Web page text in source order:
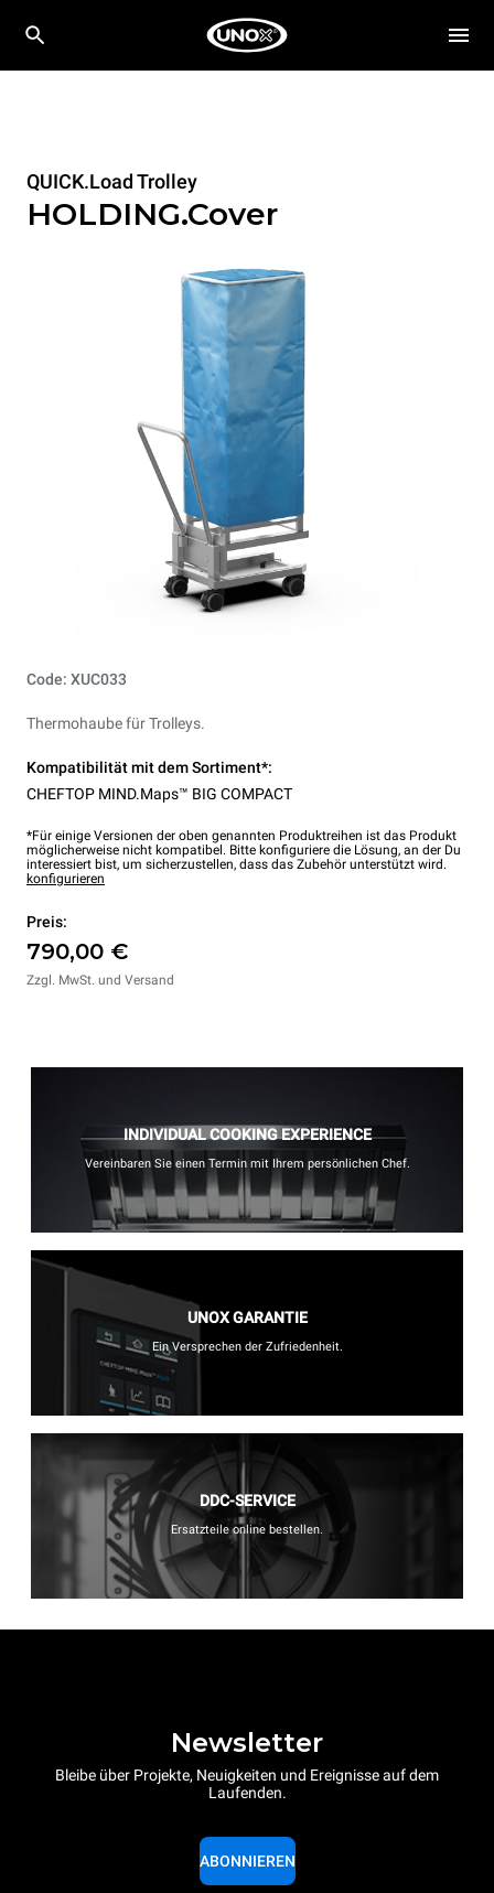
QUICK.Load Trolley
HOLDING.Cover
Code: XUC033
Thermohaube für Trolleys.
Kompatibilität mit dem Sortiment*:
CHEFTOP MIND.Maps™ BIG COMPACT
*Für einige Versionen der oben genannten Produktreihen ist das Produkt
möglicherweise nicht kompatibel. Bitte konfiguriere die Lösung, an der Du
interessiert bist, um sicherzustellen, dass das Zubehör unterstützt wird.
konfigurieren
Preis:
790,00 €
Zzgl. MwSt. und Versand
INDIVIDUAL COOKING EXPERIENCE
Vereinbaren Sie einen Termin mit Ihrem persönlichen Chef.
UNOX GARANTIE
Ein Versprechen der Zufriedenheit.
DDC-SERVICE
Ersatzteile online bestellen.
Newsletter
Bleibe über Projekte, Neuigkeiten und Ereignisse auf dem
Laufenden.
ABONNIEREN